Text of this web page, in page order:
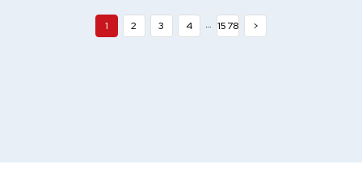
1 2 3 4 … 1578 >